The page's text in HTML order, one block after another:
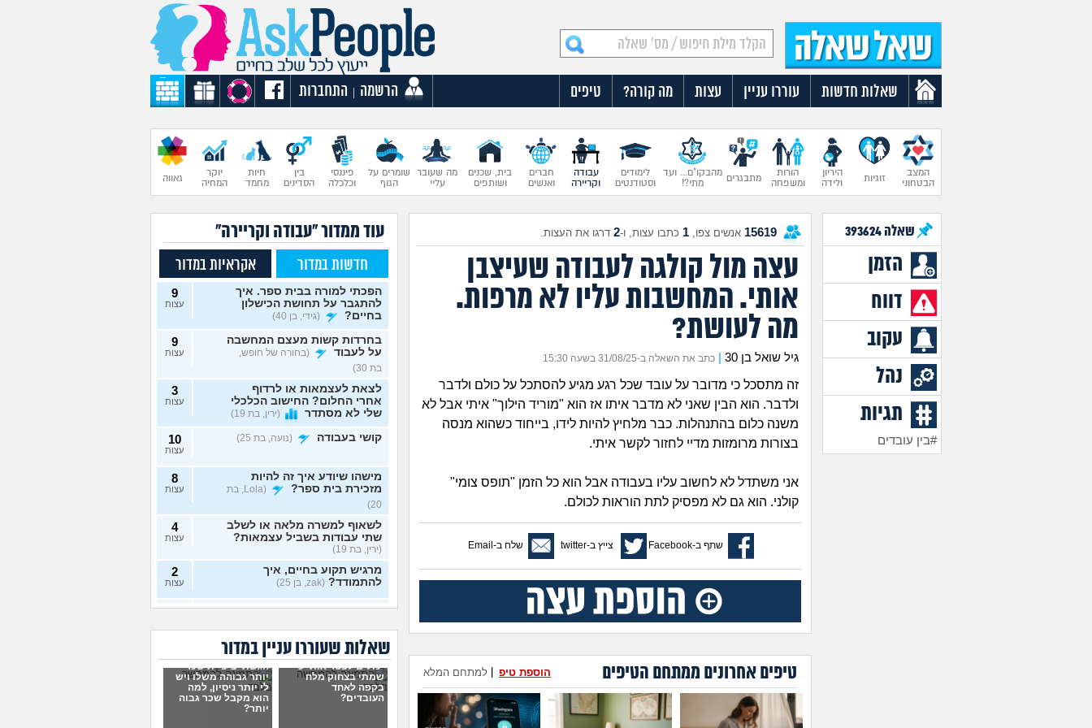
שאלות חדשות עוררו עניין עצות מה קורה? טיפים הרשמה התחברות
המצב
הבטחוני
זוגיות
היריון
ולידה
הורות
ומשפחה
מתבגרים
מהבקו"ם... ועד
מתי?!
לימודים
וסטודנטים
עבודה
וקריירה
חברים
ואנשים
בית, שכנים
ושותפים
מה שעובר
עליי
שומרים על
הגוף
פיננסי
וכלכלה
בין
הסדינים
חיות
מחמד
יוקר
המחיה
גאווה
שאלה393624
הזמן
דווח
עקוב
נהל
תגיות
#בין עובדים
15619 אנשים צפו, 1 כתבו עצות, ו-2 דרגו את העצות.
עצה מול קולגה לעבודה שעיצבן
אותי. המחשבות עליו לא מרפות.
מה לעושת?
גיל שואל בן 30 כתב את השאלה ב-31/08/25 בשעה 15:30
זה מתסכל כי מדובר על עובד שכל רגע מגיע להסתכל על כולם ולדבר
ולדבר. הוא הבין שאני לא מדבר איתו אז הוא "מוריד הילוך" איתי אבל לא
משנה כלום בהתנהלות. כבר מלחיץ להיות לידו, בייחוד כשהוא מנסה
בצורות מרומזות מדיי לחזור לקשר איתי.
אני משתדל לא לחשוב עליו בעבודה אבל הוא כל הזמן "תופס צומי"
קולני. הוא גם לא מפסיק לתת הוראות לכולם.
שתף ב-Facebook צייץ ב-twitter שלח ב-Email
טיפים אחרונים ממתחם הטיפים למתחם המלא הוספת טיפ
עוד ממדור "עבודה וקריירה"
חדשות במדור אקראיות במדור
הפכתי למורה בבית ספר. איך
להתגבר על תחושת הכישלון
בחיים?
(גידי, בן 40)
9
עצות
בחרדות קשות מעצם המחשבה
על לעבוד
(בחורה של חופש,
בת 30)
9
עצות
לצאת לעצמאות או לרדוף
אחרי החלום? החישוב הכלכלי
שלי לא מסתדר
(ירין, בת 19)
3
עצות
קושי בעבודה (נועה, בת 25) 10
עצות
מישהו שיודע איך זה להיות
מזכירת בית ספר?
(Lola, בת
20)
8
עצות
לשאוף למשרה מלאה או לשלב
שתי עבודות בשביל עצמאות?
(ירין, בת 19)
4
עצות
מרגיש תקוע בחיים, איך
להתמודד? (zak, בן 25)
2
עצות
איך לעשות כסף מתמונות של
בלי שיגלו אותי?
(אליס, בת
20)
7
ניסיתי כמעט הכול בקשר
לעבודה סלאש לימודים
מרגישה שאין עתיד
(אנונימית, בת
4
עצות
שאלות שעוררו עניין במדור
יכולים לפטר אותי כי
שמתי בצחוק מלח
בקפה לאחד
העובדים?
הגשתי ציפיית שכר
יותר גבוהה משלו ויש
לי יותר ניסיון, למה
הוא מקבל שכר גבוה
יותר?